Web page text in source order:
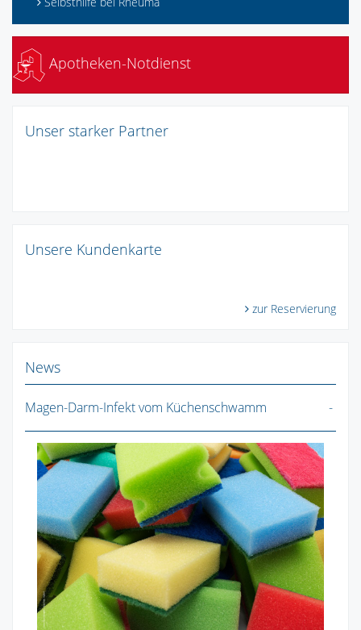
Apotheken-Notdienst
Unser starker Partner
Unsere Kundenkarte
zur Reservierung
News
Magen-Darm-Infekt vom Küchenschwamm